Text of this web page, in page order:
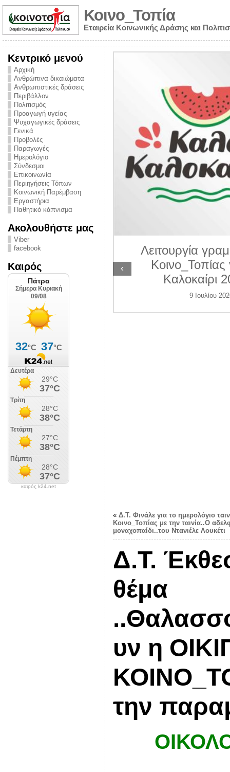
Κοινο_Τοπία
Εταιρεία Κοινωνικής Δράσης και
Κεντρικό μενού
Αρχική
Ανθρώπινα δικαιώματα
Ανθρωπιστικές δράσεις
Περιβάλλον
Πολιτισμός
Προαγωγή υγείας
Ψυχαγωγικές δράσεις
Γενικά
Προβολές
Παραγωγές
Ημερολόγιο
Σύνδεσμοι
Επικοινωνία
Περιηγήσεις Τόπων
Κοινωνική Παρέμβαση
Εργαστήρια
Παθητικό κάπνισμα
Ακολουθήστε μας
Viber
facebook
Καιρός
καιρός k24.net
από την
την ημέρα
και
στο
2026
Λειτουργία
Κοινο_Τοπίας
Καλοκαίρι
9 Ιουλίου
‹
« Δ.Τ. Φινάλε για το ημερολόγιο
Κοινο_Τοπίας με την ταινία..Ο
μοναχοπαίδι..του Ντανιέλε Λουκέτι
Δ.Τ.
θέμα
υν η
την